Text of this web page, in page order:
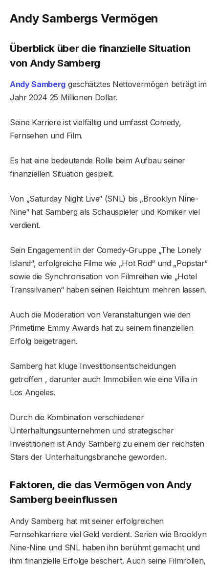
Andy Sambergs Vermögen
Überblick über die finanzielle Situation
von Andy Samberg
Andy Samberg geschätztes Nettovermögen beträgt im
Jahr 2024 25 Millionen Dollar.
Seine Karriere ist vielfältig und umfasst Comedy,
Fernsehen und Film.
Es hat eine bedeutende Rolle beim Aufbau seiner
finanziellen Situation gespielt.
Von „Saturday Night Live“ (SNL) bis „Brooklyn Nine-
Nine“ hat Samberg als Schauspieler und Komiker viel
verdient.
Sein Engagement in der Comedy-Gruppe „The Lonely
Island“, erfolgreiche Filme wie „Hot Rod“ und „Popstar“
sowie die Synchronisation von Filmreihen wie „Hotel
Transsilvanien“ haben seinen Reichtum mehren lassen.
Auch die Moderation von Veranstaltungen wie den
Primetime Emmy Awards hat zu seinem finanziellen
Erfolg beigetragen.
Samberg hat kluge Investitionsentscheidungen
getroffen , darunter auch Immobilien wie eine Villa in
Los Angeles.
Durch die Kombination verschiedener
Unterhaltungsunternehmen und strategischer
Investitionen ist Andy Samberg zu einem der reichsten
Stars der Unterhaltungsbranche geworden.
Faktoren, die das Vermögen von Andy
Samberg beeinflussen
Andy Samberg hat mit seiner erfolgreichen
Fernsehkarriere viel Geld verdient. Serien wie Brooklyn
Nine-Nine und SNL haben ihn berühmt gemacht und
ihm finanzielle Erfolge beschert. Auch seine Filmrollen,